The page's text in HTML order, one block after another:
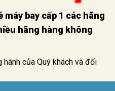
bay cấp 1 các hãng
hãng hàng không
của Quý khách và đối